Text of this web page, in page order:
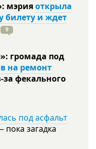
мэрияоткрыла
билету и ждет
9
громада под
на ремонт
за фекального
под асфальт
пока загадка